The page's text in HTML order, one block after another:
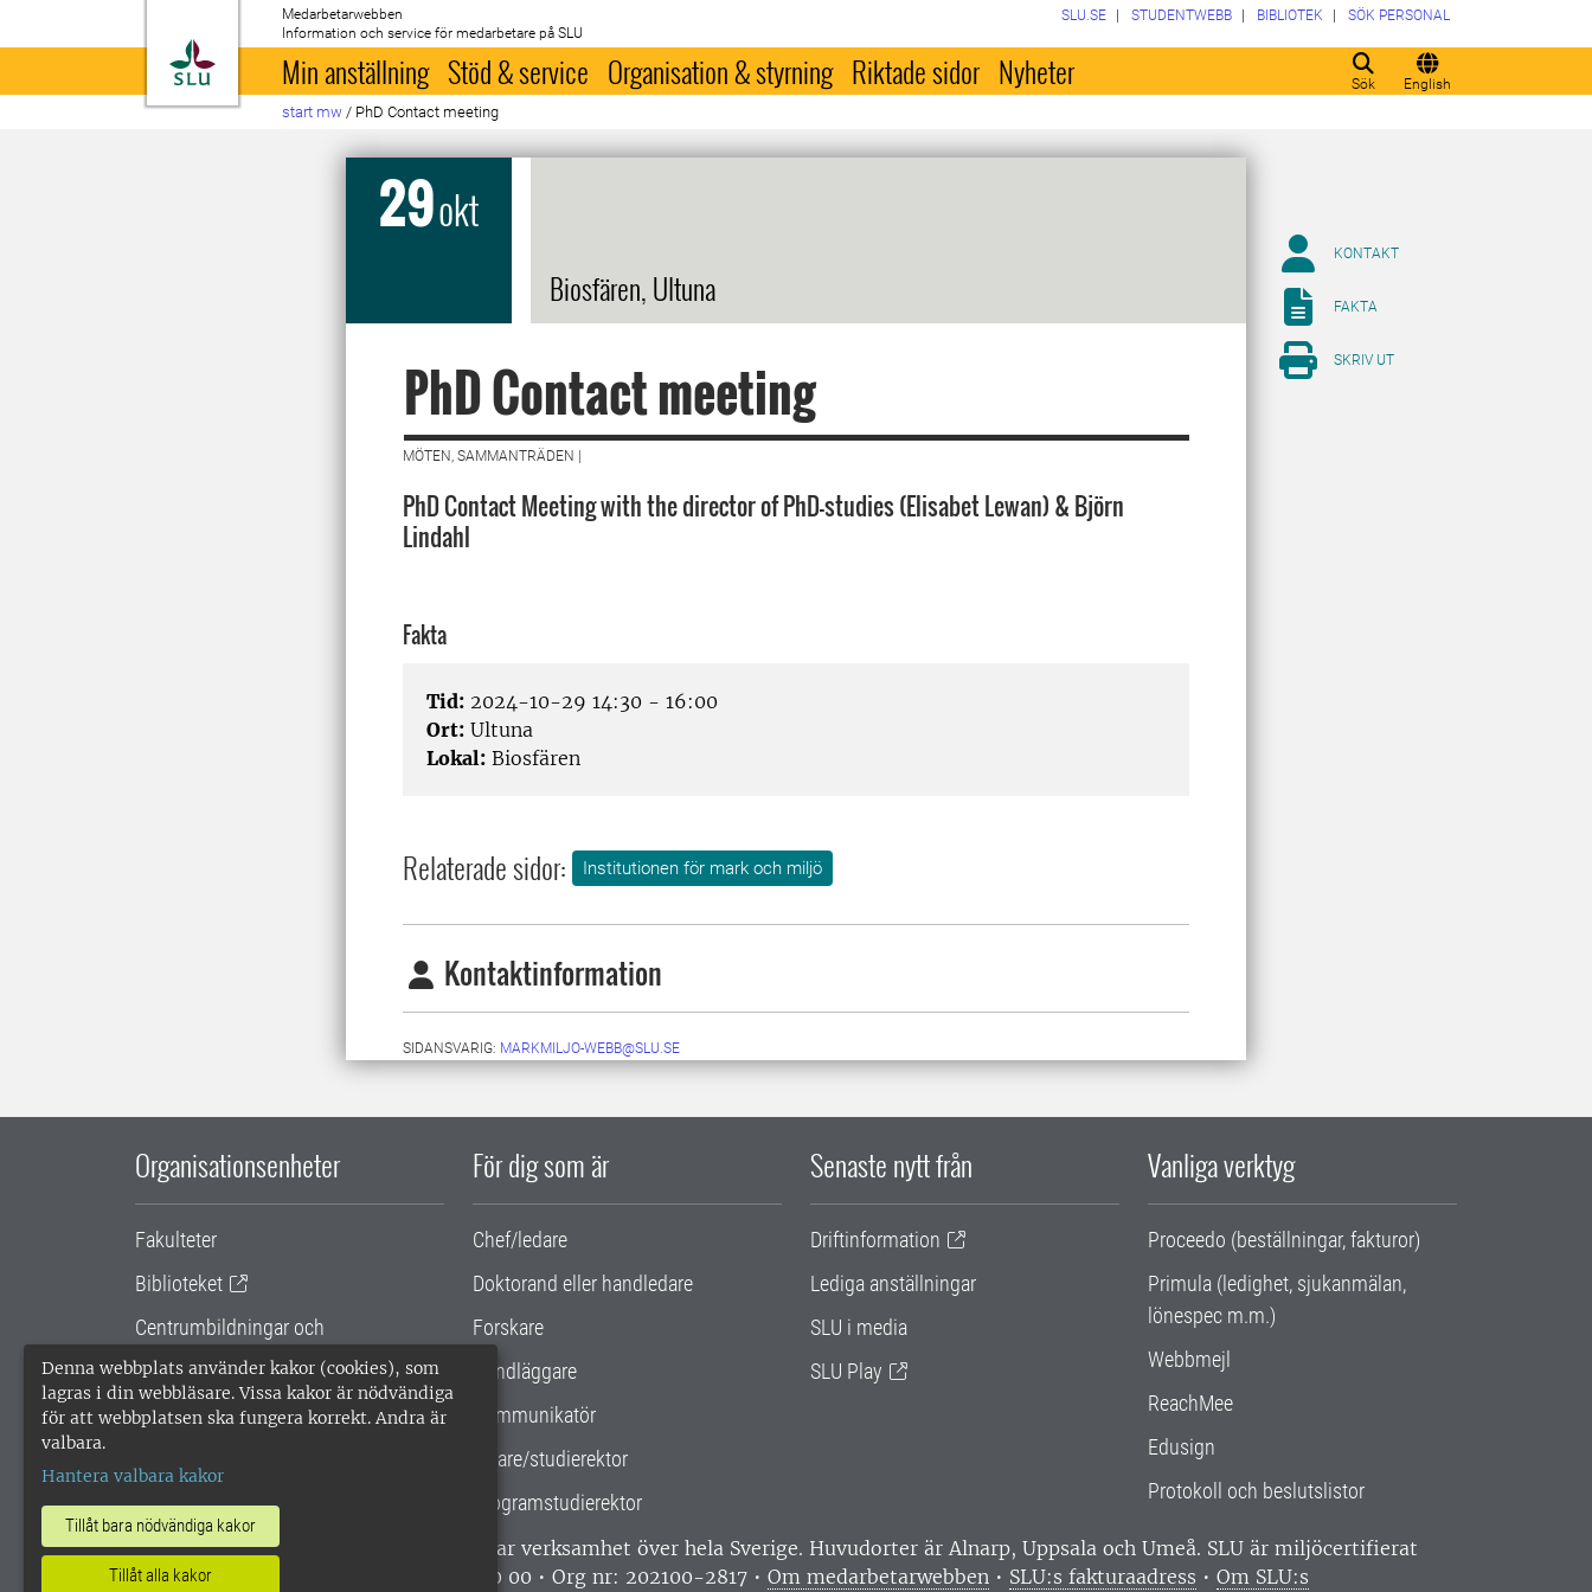
Denna webbplats använder kakor (cookies), som
lagras i din webbläsare. Vissa kakor är nödvändiga
för att webbplatsen ska fungera korrekt. Andra är
valbara.
Hantera valbara kakor
Tillåt bara nödvändiga kakor
Tillåt alla kakor
Till startsida
Medarbetarwebben
Information och service för medarbetare på SLU
Sök English
SLU.SE STUDENTWEBB BIBLIOTEK SÖK PERSONAL
Min anställning Stöd & service Organisation & styrning Riktade sidor Nyheter
start mw / PhD Contact meeting
29okt
Biosfären, Ultuna
PhD Contact meeting
MÖTEN, SAMMANTRÄDEN |
PhD Contact Meeting with the director of PhD-studies (Elisabet Lewan) & Björn
Lindahl
Fakta
Tid: 2024-10-29 14:30 - 16:00
Ort: Ultuna
Lokal: Biosfären
Relaterade sidor: Institutionen för mark och miljö
Kontaktinformation
SIDANSVARIG: MARKMILJO-WEBB@SLU.SE
KONTAKT
FAKTA
SKRIV UT
Organisationsenheter
Fakulteter
Biblioteket
Centrumbildningar och
samarbetsprojekt
Gemensamma verksamhetsstödet
För dig som är
Chef/ledare
Doktorand eller handledare
Forskare
Handläggare
Kommunikatör
Lärare/studierektor
Programstudierektor
Senaste nytt från
Driftinformation
Lediga anställningar
SLU i media
SLU Play
Vanliga verktyg
Proceedo (beställningar, fakturor)
Primula (ledighet, sjukanmälan,
lönespec m.m.)
Webbmejl
ReachMee
Edusign
Protokoll och beslutslistor
SLU, Sveriges lantbruksuniversitet, har verksamhet över hela Sverige. Huvudorter är Alnarp, Uppsala och Umeå. SLU är miljöcertifierat
enligt ISO 14001. •
Telefon: 018-67 10 00 • Org nr: 202100-2817 • Om medarbetarwebben • SLU:s fakturaadress • Om SLU:s